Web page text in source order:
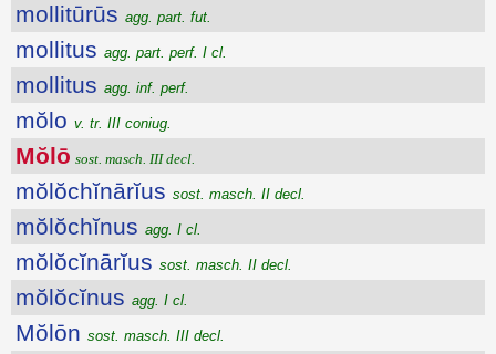
mollitūrūs agg. part. fut.
mollitus agg. part. perf. I cl.
mollitus agg. inf. perf.
mŏlo v. tr. III coniug.
Mŏlō sost. masch. III decl.
mŏlŏchĭnārĭus sost. masch. II decl.
mŏlŏchĭnus agg. I cl.
mŏlŏcĭnārĭus sost. masch. II decl.
mŏlŏcĭnus agg. I cl.
Mŏlōn sost. masch. III decl.